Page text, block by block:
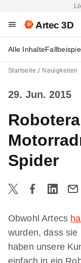
Artec 3D
Alle Inhalte
Startseite Neuigkeiten
29. Jun. 2015
Spider
Obwohl Artecs
wurden, dass sie
haben unsere
einfach in ein